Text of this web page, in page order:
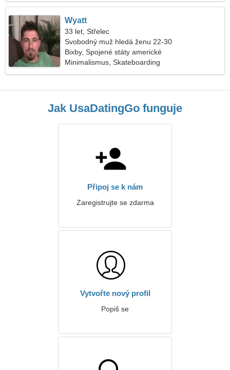
Wyatt
33 let, Střelec
Svobodný muž hledá ženu 22-30
Bixby, Spojené státy americké
Minimalismus, Skateboarding
Jak UsaDatingGo funguje
Připoj se k nám
Zaregistrujte se zdarma
Vytvořte nový profil
Popiš se